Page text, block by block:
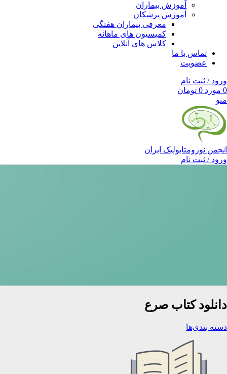
آموزش بیماران
آموزش پزشکان
معرفی بیماران هفتگی
کمیسیون های ماهانه
کلاس های آنلاین
تماس با ما
عضویت
ورود / ثبت نام
0 مورد 0 تومان
منو
انجمن نورومتابولیک ایران
ورود / ثبت نام
دانلود کتاب صرع
دسته بندی‌ها